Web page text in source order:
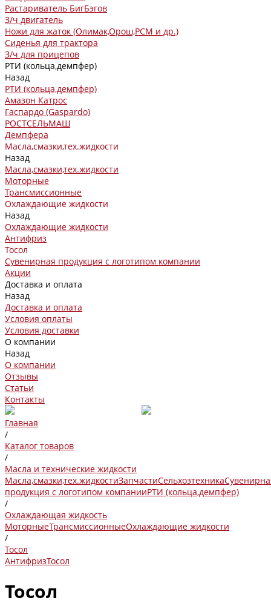
Растариватель БигБэгов
З/ч двигатель
Ножи для жаток (Олимак,Орош,РСМ и др.)
Сиденья для трактора
З/ч для прицепов
РТИ (кольца,демпфер)
Назад
РТИ (кольца,демпфер)
Амазон Катрос
Гаспардо (Gaspardo)
РОСТСЕЛЬМАШ
Демпфера
Масла,смазки,тех.жидкости
Назад
Масла,смазки,тех.жидкости
Моторные
Трансмиссионные
Охлаждающие жидкости
Назад
Охлаждающие жидкости
Антифриз
Тосол
Сувенирная продукция с логотипом компании
Акции
Доставка и оплата
Назад
Доставка и оплата
Условия оплаты
Условия доставки
О компании
Назад
О компании
Отзывы
Статьи
Контакты
Главная
/
Каталог товаров
/
Масла и технические жидкости
Масла,смазки,тех.жидкостиЗапчастиСельхозтехника
продукция с логотипом компанииРТИ (кольца,демпфер)
/
Охлаждающая жидкость
МоторныеТрансмиссионныеОхлаждающие жидкости
/
Тосол
АнтифризТосол
Тосол